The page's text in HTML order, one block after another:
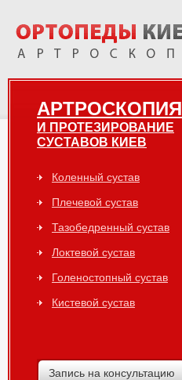
АРТРОСКОПИЯ
И ПРОТЕЗИРОВАНИЕ
СУСТАВОВ КИЕВ
Коленный сустав
Плечевой сустав
Тазобедренный сустав
Локтевой сустав
Голеностопный сустав
Кистевой сустав
Запись на консультацию